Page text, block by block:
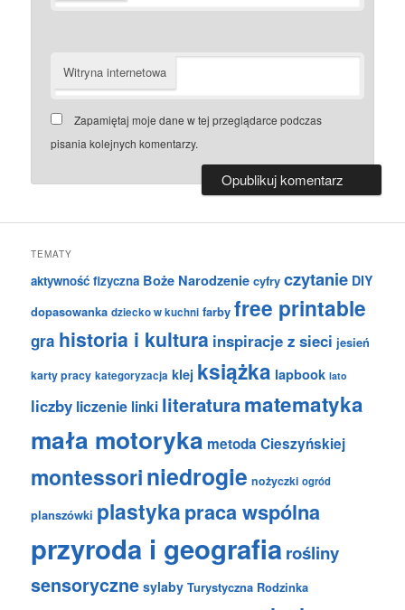
Witryna internetowa
Zapamiętaj moje dane w tej przeglądarce podczas
pisania kolejnych komentarzy.
TEMATY
aktywność fizyczna Boże Narodzenie cyfry czytanie DIY
dopasowanka dziecko w kuchni farby free printable
gra historia i kultura inspiracje z sieci jesień
karty pracy kategoryzacja klej książka lapbook lato
liczby liczenie linki literaturamatematyka
mała motoryka metoda Cieszyńskiej
montessoriniedrogie nożyczki ogród
planszówki plastykapraca wspólna
przyroda i geografiarośliny
sensoryczne sylaby Turystyczna Rodzinka